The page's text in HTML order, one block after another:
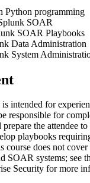
Python programming
SOAR
SOAR Playbooks
Data Administration
System
intended for
responsible for
the attendee
playbooks
course does not
SOAR systems; see
Security for more